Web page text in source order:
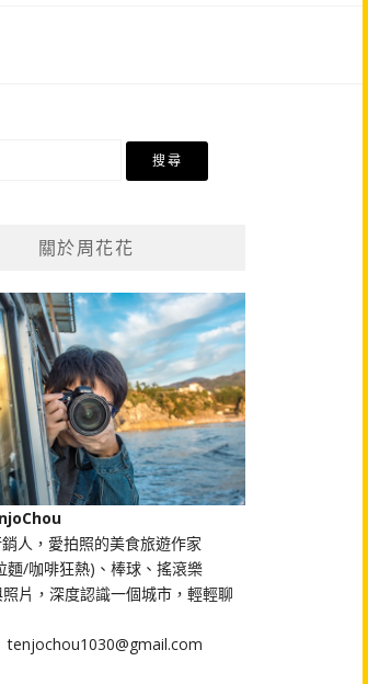
關於周花花
人，愛拍照的美食旅遊作家
麵/咖啡狂熱)、棒球、搖滾樂
片，深度認識一個城市，輕輕聊
tenjochou1030@gmail.com